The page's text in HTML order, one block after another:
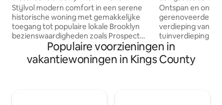
Stijlvol modern comfort in een serene
historische woning met gemakkelijke
toegang tot populaire lokale Brooklyn
bezienswaardigheden zoals Prospect
Park, Brooklyn Botanic Gardens en het
Brooklyn Museum. Op korte loopafstand
van de metro en in 20 minuten ben je in
in Brooklyn
Ontspan en
gerenoveerde
verdieping van
tuinverdieping
Prospect
slaapkamer
keuken. Er is een Tatami-kamer in
Populaire voorzieningen in
vakantiewoningen in Kings County